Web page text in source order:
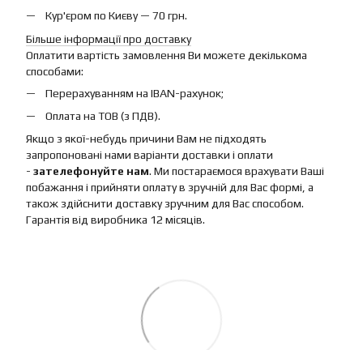
Кур'єром по Києву — 70 грн.
Більше інформації про доставку
Оплатити вартість замовлення Ви можете декількома
способами:
Перерахуванням на IBAN-рахунок;
Оплата на ТОВ (з ПДВ).
Якщо з якої-небудь причини Вам не підходять
запропоновані нами варіанти доставки і оплати
- зателефонуйте нам. Ми постараємося врахувати Ваші
побажання і прийняти оплату в зручній для Вас формі, а
також здійснити доставку зручним для Вас способом.
Гарантія від виробника 12 місяців.